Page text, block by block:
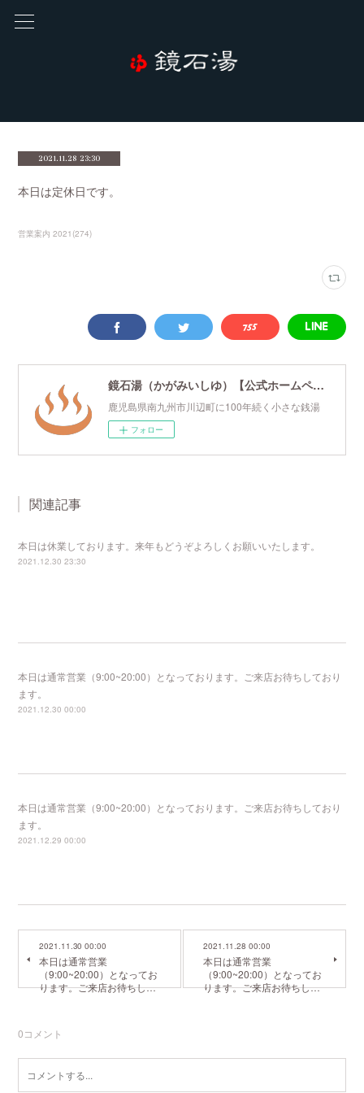
2021.11.28 23:30
本日は定休日です。
営業案内 2021 (274)
鏡石湯（かがみいしゆ）【公式ホームページ】
鹿児島県南九州市川辺町に100年続く小さな銭湯
フォロー
関連記事
本日は休業しております。来年もどうぞよろしくお願いいたします。
2021.12.30 23:30
本日は通常営業（9:00~20:00）となっております。ご来店お待ちしており
ます。
2021.12.30 00:00
本日は通常営業（9:00~20:00）となっております。ご来店お待ちしており
ます。
2021.12.29 00:00
2021.11.30 00:00
本日は通常営業
（9:00~20:00）となってお
ります。ご来店お待ちし…
2021.11.28 00:00
本日は通常営業
（9:00~20:00）となってお
ります。ご来店お待ちし…
0コメント